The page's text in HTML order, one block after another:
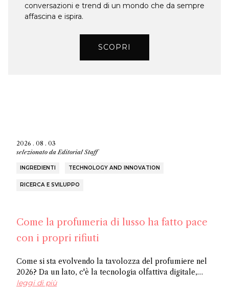
conversazioni e trend di un mondo che da sempre
affascina e ispira.
SCOPRI
2026 . 08 . 03
selezionato daEditorial Staff
INGREDIENTI TECHNOLOGY AND INNOVATION
RICERCA E SVILUPPO
Come la profumeria di lusso ha fatto pace
con i propri rifiuti
Come si sta evolvendo la tavolozza del profumiere nel
2026? Da un lato, c'è la tecnologia olfattiva digitale,
dove l'intelligenza artificiale identifica le molecole
leggi di più